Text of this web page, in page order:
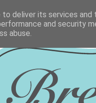
deliver its services
and security
abuse.